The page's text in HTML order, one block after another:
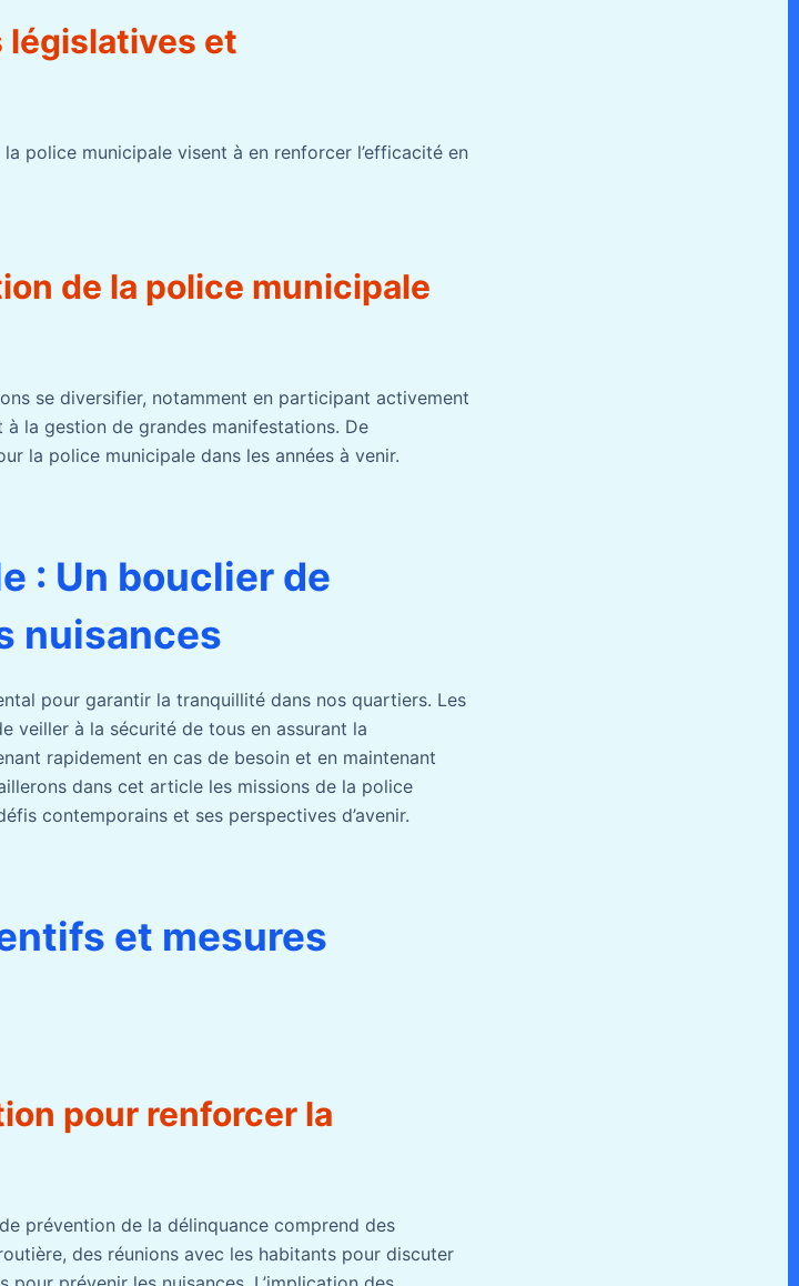
législatives et
police municipale visent à en renforcer l’efficacité en
de la police municipale
se diversifier, notamment en participant activement
la gestion de grandes manifestations. De
la police municipale dans les années à venir.
: Un bouclier de
nuisances
pour garantir la tranquillité dans nos quartiers. Les
veiller à la sécurité de tous en assurant la
rapidement en cas de besoin et en maintenant
dans cet article les missions de la police
contemporains et ses perspectives d’avenir.
et mesures
pour renforcer la
prévention de la délinquance comprend des
des réunions avec les habitants pour discuter